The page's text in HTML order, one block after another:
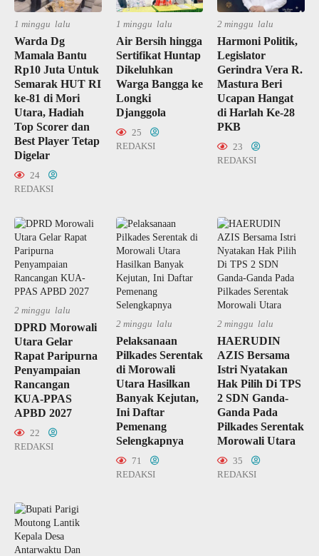
1 minggu lalu
Warda Dg
Mamala Bantu
Rp10 Juta Untuk
Semarak HUT RI
ke-81 di Mori
Utara, Hadiah
Top Scorer dan
Best Player Tetap
Digelar
24
REDAKSI
1 minggu lalu
Air Bersih hingga
Sertifikat Huntap
Dikeluhkan
Warga Bangga ke
Longki
Djanggola
25
REDAKSI
2 minggu lalu
Harmoni Politik,
Legislator
Gerindra Vera R.
Mastura Beri
Ucapan Hangat
di Harlah Ke-28
PKB
23
REDAKSI
2 minggu lalu
DPRD Morowali
Utara Gelar
Rapat Paripurna
Penyampaian
Rancangan
KUA-PPAS
APBD 2027
22
REDAKSI
2 minggu lalu
Pelaksanaan
Pilkades Serentak
di Morowali
Utara Hasilkan
Banyak Kejutan,
Ini Daftar
Pemenang
Selengkapnya
71
REDAKSI
2 minggu lalu
HAERUDIN
AZIS Bersama
Istri Nyatakan
Hak Pilih Di TPS
2 SDN Ganda-
Ganda Pada
Pilkades Serentak
Morowali Utara
35
REDAKSI